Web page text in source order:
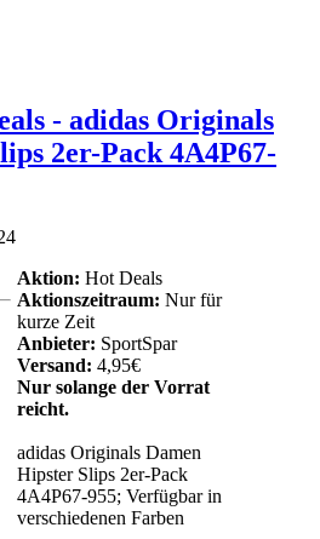
- adidas Originals
2er-Pack 4A4P67-
Aktion: Hot Deals
Aktionszeitraum: Nur für
kurze Zeit
Anbieter: SportSpar
Versand: 4,95€
Nur solange der Vorrat
reicht.
adidas Originals Damen
Hipster Slips 2er-Pack
4A4P67-955; Verfügbar in
verschiedenen Farben